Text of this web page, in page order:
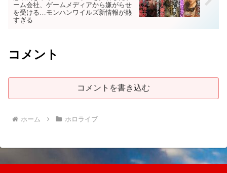
ーム会社、ゲームメディアから嫌がらせ
を受ける…モンハンワイルズ新情報が熱
すぎる
コメント
コメントを書き込む
ホーム ホロライブ